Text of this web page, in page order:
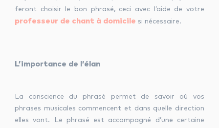
feront choisir le bon phrasé, ceci avec l’aide de votre
professeur de chant à domicile si nécessaire.
L’importance de l’élan
La conscience du phrasé permet de savoir où vos
phrases musicales commencent et dans quelle direction
elles vont. Le phrasé est accompagné d’une certaine